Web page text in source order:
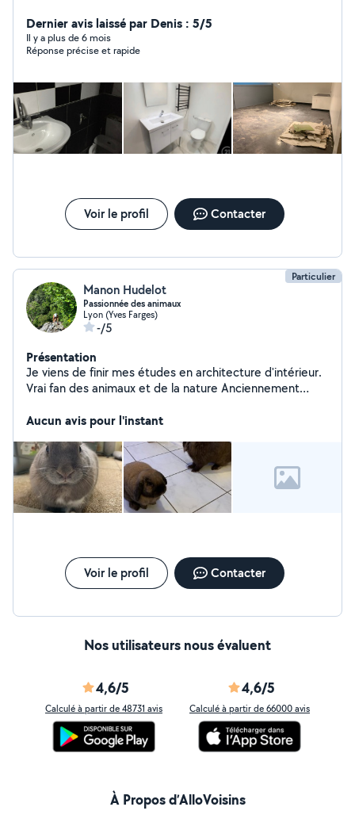
Dernier avis laissé par Denis : 5/5
Il y a plus de 6 mois
Réponse précise et rapide
Voir le profil Contacter
Particulier
Manon Hudelot
Passionnée des animaux
Lyon (Yves Farges)
-/5
Présentation
Je viens de finir mes études en architecture d'intérieur.
Vrai fan des animaux et de la nature Anciennement
nature pointilleuse, dynamique et volontaire !
Aucun avis pour l'instant
Voir le profil Contacter
Nos utilisateurs nous évaluent
4,6/5
Calculé à partir de 48731 avis
4,6/5
Calculé à partir de 66000 avis
À Propos d’AlloVoisins